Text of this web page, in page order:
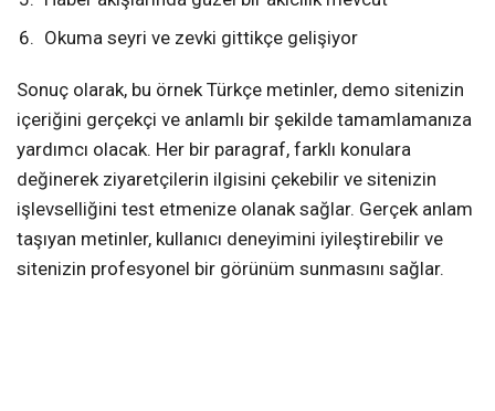
Okuma seyri ve zevki gittikçe gelişiyor
Sonuç olarak, bu örnek Türkçe metinler, demo sitenizin
içeriğini gerçekçi ve anlamlı bir şekilde tamamlamanıza
yardımcı olacak. Her bir paragraf, farklı konulara
değinerek ziyaretçilerin ilgisini çekebilir ve sitenizin
işlevselliğini test etmenize olanak sağlar. Gerçek anlam
taşıyan metinler, kullanıcı deneyimini iyileştirebilir ve
sitenizin profesyonel bir görünüm sunmasını sağlar.